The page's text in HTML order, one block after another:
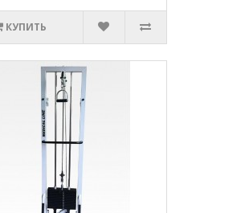
КУПИТЬ